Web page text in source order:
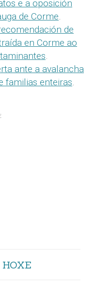
e a oposición
de Corme.
de
en Corme ao
.
ante a avalancha
familias enteiras.
HOXE